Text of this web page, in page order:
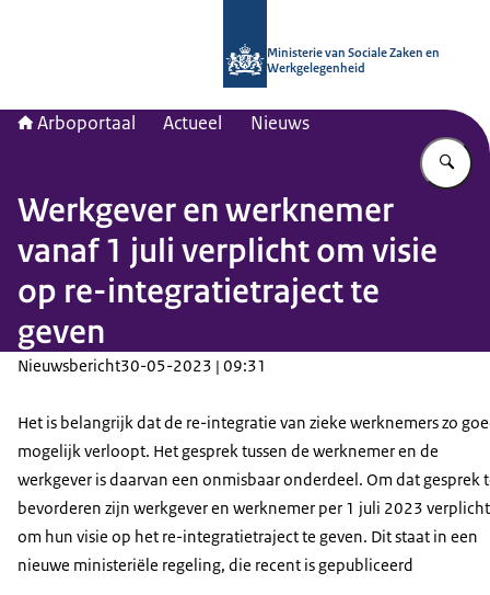
Ministerie van Sociale Zaken en
Werkgelegenheid
Arboportaal Actueel Nieuws
Werkgever en werknemer
vanaf 1 juli verplicht om visie
op re-integratietraject te
geven
Nieuwsbericht30-05-2023 | 09:31
Het is belangrijk dat de re-integratie van zieke werknemers zo
mogelijk verloopt. Het gesprek tussen de werknemer en de
werkgever is daarvan een onmisbaar onderdeel. Om dat gesprek
bevorderen zijn werkgever en werknemer per 1 juli 2023 verplicht
om hun visie op het re-integratietraject te geven. Dit staat in een
nieuwe ministeriële regeling, die recent is gepubliceerd